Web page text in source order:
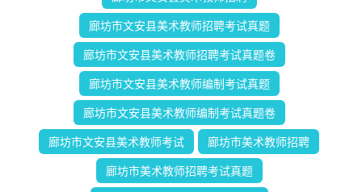
廊坊市文安县美术教师招聘考试真题
廊坊市文安县美术教师招聘考试真题卷
廊坊市文安县美术教师编制考试真题
廊坊市文安县美术教师编制考试真题卷
廊坊市文安县美术教师考试 廊坊市美术教师招聘
廊坊市美术教师招聘考试真题